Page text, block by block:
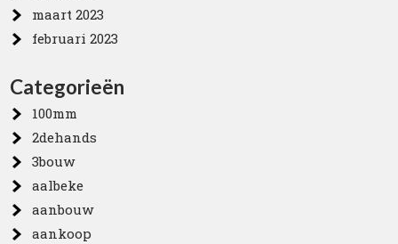
maart 2023
februari 2023
Categorieën
100mm
2dehands
3bouw
aalbeke
aanbouw
aankoop